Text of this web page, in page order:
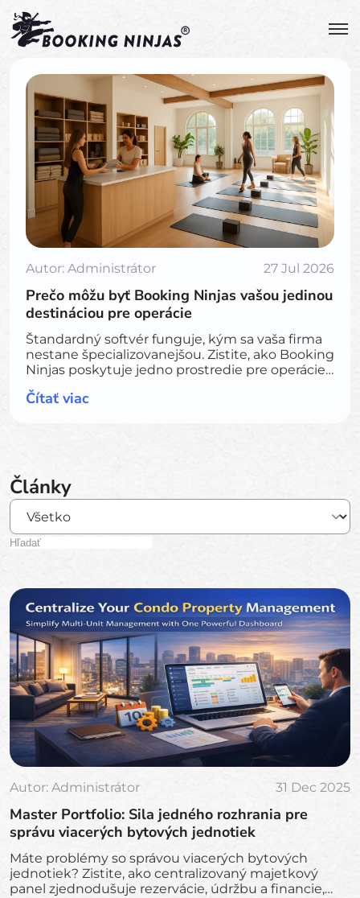
Autor: Administrátor 27 Jul 2026
Prečo môžu byť Booking Ninjas vašou jedinou
destináciou pre operácie
Štandardný softvér funguje, kým sa vaša firma
nestane špecializovanejšou. Zistite, ako Booking
Ninjas poskytuje jedno prostredie pre operácie,
postupmi, integráciami, portálmi a AI.
Čítať viac
Články
Autor: Administrátor 31 Dec 2025
Master Portfolio: Sila jedného rozhrania pre
správu viacerých bytových jednotiek
Máte problémy so správou viacerých bytových
jednotiek? Zistite, ako centralizovaný majetkový
panel zjednodušuje rezervácie, údržbu a financie,